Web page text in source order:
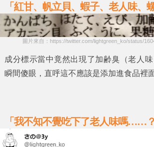
「紅甘、帆立貝、蝦子、老人味、
圖片來自：https://twitter.com/lightgreen_ko/status/
成分標示當中竟然出現了加齢臭（老人味
瞬間傻眼，直呼這不應該是添加進食品裡
「我不知不覺吃下了老人味嗎……？